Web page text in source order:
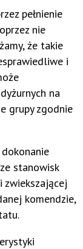
pełnienie
nie
że takie
i
na
grupy zgodnie
stanowisk
zwiekszającej
komendzie,